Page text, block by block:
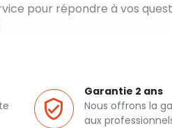
pour répondre à vos
Garantie 2 ans
Nous offrons la
aux